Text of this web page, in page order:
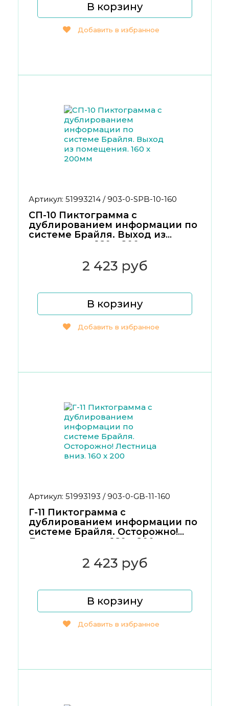
В корзину
Добавить в избранное
Артикул: 51993214 / 903-0-SPB-10-160
СП-10 Пиктограмма с
дублированием информации по
системе Брайля. Выход из
помещения. 160 x 200мм
2 423 руб
В корзину
Добавить в избранное
Артикул: 51993193 / 903-0-GB-11-160
Г-11 Пиктограмма с
дублированием информации по
системе Брайля. Осторожно!
Лестница вниз. 160 x 200
2 423 руб
В корзину
Добавить в избранное